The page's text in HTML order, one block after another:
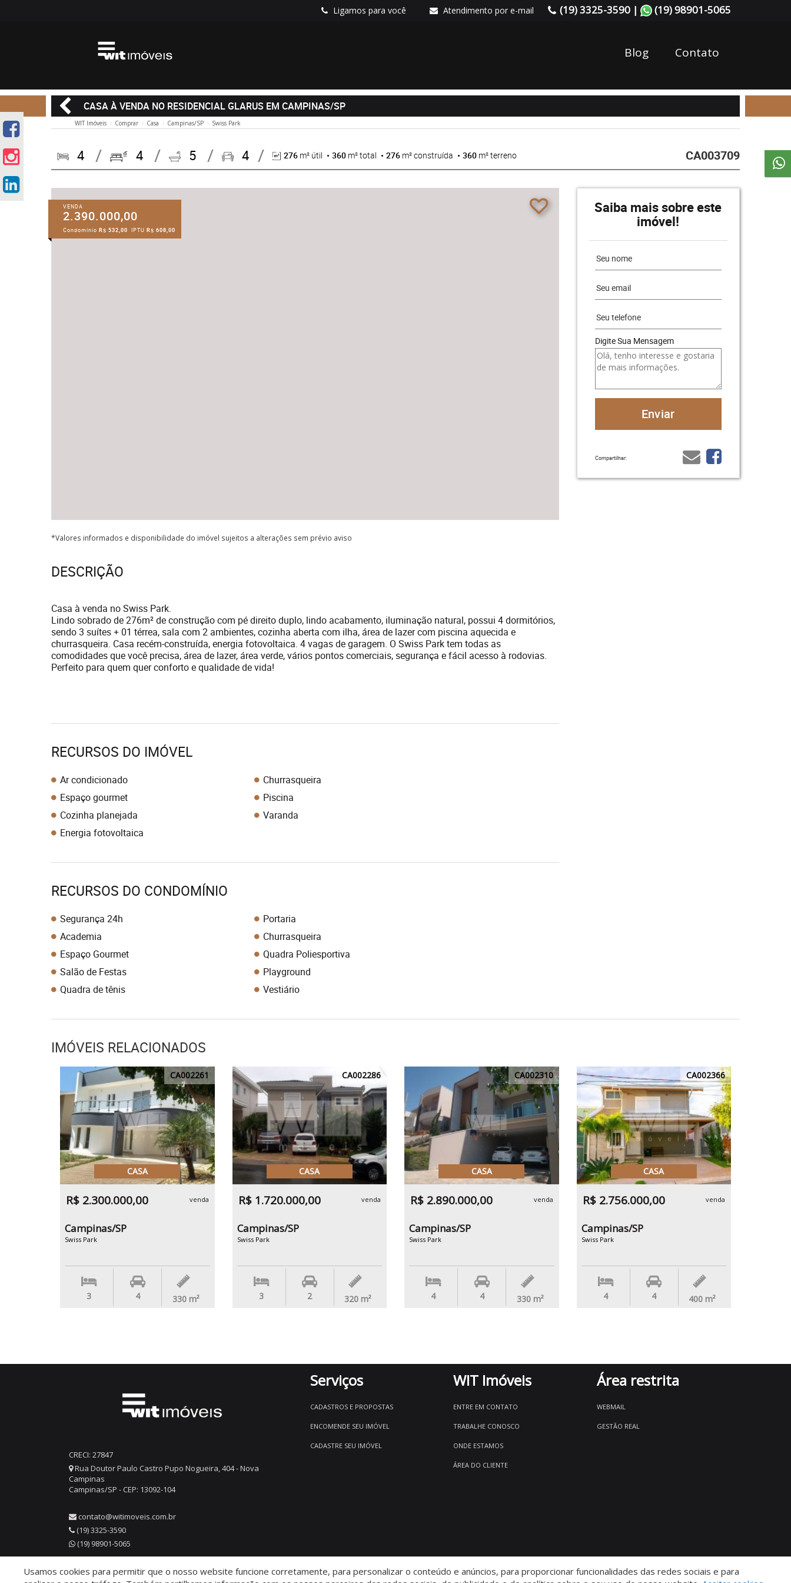
Ligamos para você Atendimento por e-mail (19) 3325-3590 | (19) 98901-5065
Blog Contato
CASA À VENDA NO RESIDENCIAL GLARUS EM CAMPINAS/SP
WIT Imóveis Comprar Casa Campinas/SP Swiss Park
4 4 5 4 276 m² útil 360 m² total 276 m² construída 360 m² terreno CA003709
VENDA
2.390.000,00
Condomínio R$ 532,00 IPTU R$ 608,00
Saiba mais sobre este
imóvel!
Digite Sua Mensagem
Compartilhar:
*Valores informados e disponibilidade do imóvel sujeitos a alterações sem prévio aviso
DESCRIÇÃO
Casa à venda no Swiss Park.
Lindo sobrado de 276m² de construção com pé direito duplo, lindo acabamento, iluminação natural, possui 4 dormitórios,
sendo 3 suítes + 01 térrea, sala com 2 ambientes, cozinha aberta com ilha, área de lazer com piscina aquecida e
churrasqueira. Casa recém-construída, energia fotovoltaica. 4 vagas de garagem. O Swiss Park tem todas as
comodidades que você precisa, área de lazer, área verde, vários pontos comerciais, segurança e fácil acesso à rodovias.
Perfeito para quem quer conforto e qualidade de vida!
RECURSOS DO IMÓVEL
Ar condicionado
Churrasqueira
Espaço gourmet
Piscina
Cozinha planejada
Varanda
Energia fotovoltaica
RECURSOS DO CONDOMÍNIO
Segurança 24h
Portaria
Academia
Churrasqueira
Espaço Gourmet
Quadra Poliesportiva
Salão de Festas
Playground
Quadra de tênis
Vestiário
IMÓVEIS RELACIONADOS
CA002261
CASA
R$ 2.300.000,00 venda
Campinas/SP
Swiss Park
3 4 330 m²
CA002286
CASA
R$ 1.720.000,00 venda
Campinas/SP
Swiss Park
3 2 320 m²
CA002310
CASA
R$ 2.890.000,00 venda
Campinas/SP
Swiss Park
4 4 330 m²
CA002366
CASA
R$ 2.756.000,00 venda
Campinas/SP
Swiss Park
4 4 400 m²
CRECI: 27847
Rua Doutor Paulo Castro Pupo Nogueira, 404 - Nova
Campinas
Campinas/SP - CEP: 13092-104
contato@witimoveis.com.br
(19) 3325-3590
(19) 98901-5065
Serviços
CADASTROS E PROPOSTAS
ENCOMENDE SEU IMÓVEL
CADASTRE SEU IMÓVEL
WIT Imóveis
ENTRE EM CONTATO
TRABALHE CONOSCO
ONDE ESTAMOS
ÁREA DO CLIENTE
Área restrita
WEBMAIL
GESTÃO REAL
© 2026 WIT Imóveis- CRECI 27847
Usamos cookies para permitir que o nosso website funcione corretamente, para personalizar o conteúdo e anúncios, para proporcionar funcionalidades das redes sociais e para